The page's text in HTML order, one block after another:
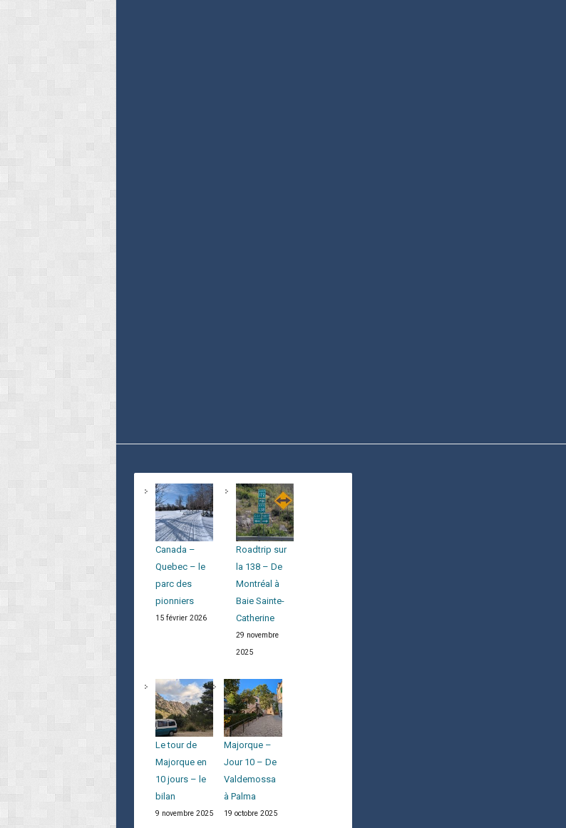
Canada –
Quebec – le
parc des
pionniers
15 février 2026
Roadtrip sur
la 138 – De
Montréal à
Baie Sainte-
Catherine
29 novembre
2025
Le tour de
Majorque en
10 jours – le
bilan
9 novembre 2025
Majorque –
Jour 10 – De
Valdemossa
à Palma
19 octobre 2025